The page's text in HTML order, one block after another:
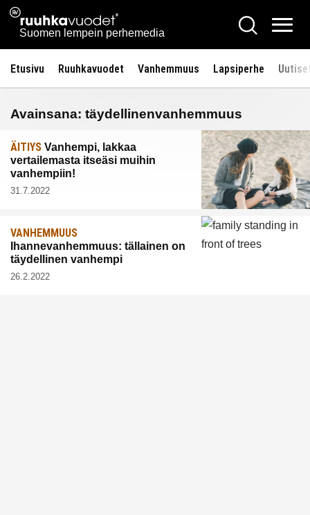
Siirry
sisältöön
Ruuhkavuodet.fi
Suomen lempein perhemedia
Hae
Etusivu Ruuhkavuodet Vanhemmuus Lapsiperhe
Avainsana: täydellinenvanhemmuus
ÄITIYS Vanhempi, lakkaa
vertailemasta itseäsi muihin
vanhempiin!
31.7.2022
VANHEMMUUS
Ihannevanhemmuus: tällainen on
täydellinen vanhempi
26.2.2022